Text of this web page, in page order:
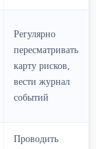
Регулярно
пересматривать
карту рисков,
вести журнал
событий
Проводить